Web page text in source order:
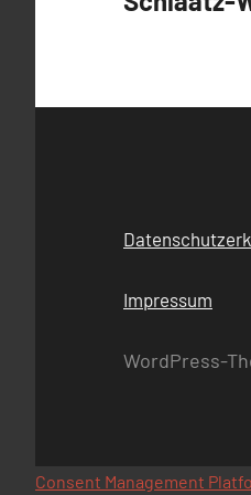
Impressum
WordPress-
Consent Management